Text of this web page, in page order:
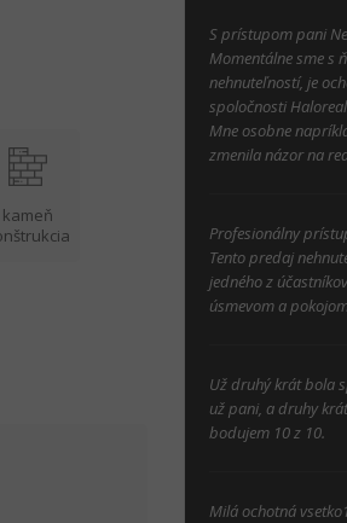
kameň
S prístupom pani
Momentálne sme s
nehnuteľností, je
spoločnosti
Mne osobne
zmenila názor na
Profesionálny
Tento predaj
jedného z
úsmevom a
Už druhý krát bola
už pani, a druhy
bodujem 10 z 10.
Milá ochotná